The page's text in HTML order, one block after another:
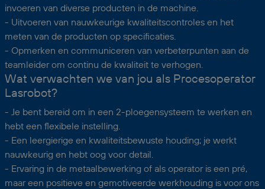
invoeren van diverse producten in de machine.
- Uitvoeren van nauwkeurige kwaliteitscontroles en het
meten van de producten op specificaties.
- Opmerken en communiceren van verbeterpunten aan de
teamleider om continu de kwaliteit te verhogen.
Wat verwachten we van jou als Procesoperator
Lasrobot?
- Je bent bereid om in een 2-ploegensysteem te werken en
hebt een flexibele instelling.
- Een leergierige en kwaliteitsbewuste houding; je werkt
nauwkeurig en hebt oog voor detail.
- Ervaring in de metaalbewerking of als operator is een pré,
maar een positieve en gemotiveerde werkhouding is voor ons